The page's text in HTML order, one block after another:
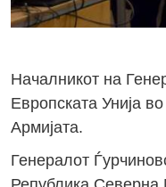
Началникот на
Европската Унија
Армијата.
Генералот